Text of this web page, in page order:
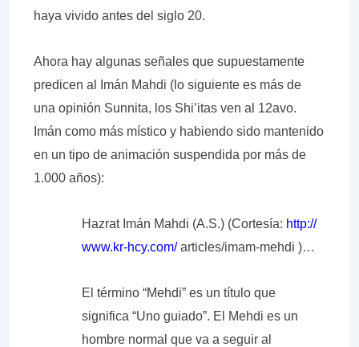
haya vivido antes del siglo 20.
Ahora hay algunas señales que supuestamente
predicen al Imán Mahdi (lo siguiente es más de
una opinión Sunnita, los Shi’itas ven al 12avo.
Imán como más místico y habiendo sido mantenido
en un tipo de animación suspendida por más de
1.000 años):
Hazrat Imán Mahdi (A.S.) (Cortesía: http://
www.kr-hcy.com/articles/imam-mehdi )…
El término “Mehdi” es un título que
significa “Uno guiado”. El Mehdi es un
hombre normal que va a seguir al